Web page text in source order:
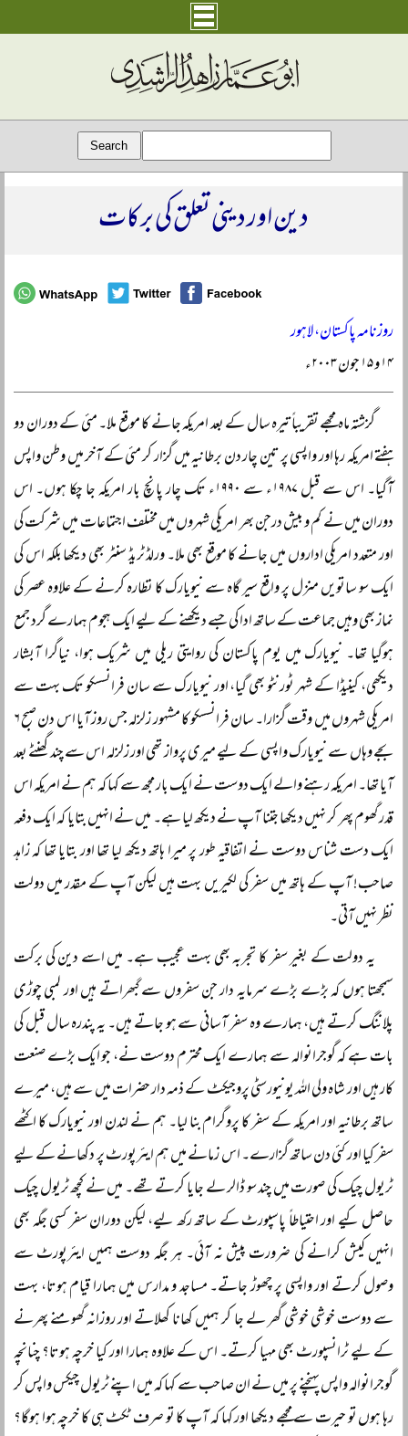
دین اور دینی تعلق کی برکات
روزنامہ پاکستان، لاہور
۱۴ و ۱۵ جون ۲۰۰۳ء
گزشتہ ماہ مجھے تقریباً تیرہ سال کے بعد امریکہ جانے کا موقع ملا۔ مئی کے دوران دو
ہفتے امریکہ رہا اور واپسی پر تین چار دن برطانیہ میں گزار کر مئی کے آخر میں وطن واپس
آگیا۔ اس سے قبل ۱۹۸۷ء سے ۱۹۹۰ء تک چار پانچ بار امریکہ جا چکا ہوں۔ اس
دوران میں نے کم و بیش درجن بھر امریکی شہروں میں مختلف اجتماعات میں شرکت کی
اور متعدد امریکی اداروں میں جانے کا موقع بھی ملا۔ ورلڈ ٹریڈ سنٹر بھی دیکھا بلکہ اس کی
ایک سو ساتویں منزل پر واقع سیر گاہ سے نیویارک کا نظارہ کرنے کے علاوہ عصر کی
نماز بھی وہیں جماعت کے ساتھ ادا کی جسے دیکھنے کے لیے ایک ہجوم ہمارے گرد جمع
ہوگیا تھا۔ نیویارک میں یوم پاکستان کی روایتی ریلی میں شریک ہوا، نیاگرا آبشار
دیکھی، کینیڈا کے شہر ٹورنٹو بھی گیا، اور نیویارک سے سان فرانسسکو تک بہت سے
امریکی شہروں میں وقت گزارا۔ سان فرانسسکو کا مشہور زلزلہ جس روز آیا اس دن صبح ۶
بجے وہاں سے نیویارک واپسی کے لیے میری پرواز تھی اور زلزلہ اس سے چند گھنٹے بعد
آیا تھا۔ امریکہ رہنے والے ایک دوست نے ایک بار مجھ سے کہا کہ ہم نے امریکہ اس
قدر گھوم پھر کر نہیں دیکھا جتنا آپ نے دیکھ لیا ہے۔ میں نے انہیں بتایا کہ ایک دفعہ
ایک دست شناس دوست نے اتفاقیہ طور پر میرا ہاتھ دیکھ لیا تھا اور بتایا تھا کہ زاہد
صاحب! آپ کے ہاتھ میں سفر کی لکیریں بہت ہیں لیکن آپ کے مقدر میں دولت
نظر نہیں آتی۔
یہ دولت کے بغیر سفر کا تجربہ بھی بہت عجیب ہے۔ میں اسے دین کی برکت
سمجھتا ہوں کہ بڑے بڑے سرمایہ دار جن سفروں سے گبھراتے ہیں اور لمبی چوڑی
پلاننگ کرتے ہیں، ہمارے وہ سفر آسانی سے ہو جاتے ہیں۔ یہ پندرہ سال قبل کی
بات ہے کہ گوجرانوالہ سے ہمارے ایک محترم دوست نے، جو ایک بڑے صنعت
کار ہیں اور شاہ ولی اللہ یونیورسٹی پروجیکٹ کے ذمہ دار حضرات میں سے ہیں، میرے
ساتھ برطانیہ اور امریکہ کے سفر کا پروگرام بنا لیا۔ ہم نے لندن اور نیویارک کا اکٹھے
سفر کیا اور کئی دن ساتھ گزارے۔ اس زمانے میں ہم ایئرپورٹ پر دکھانے کے لیے
ٹریول چیک کی صورت میں چند سو ڈالر لے جایا کرتے تھے۔ میں نے کچھ ٹریول چیک
حاصل کیے اور احتیاطاً پاسپورٹ کے ساتھ رکھ لیے، لیکن دوران سفر کسی جگہ بھی
انہیں کیش کرانے کی ضرورت پیش نہ آئی۔ ہر جگہ دوست ہمیں ایئرپورٹ سے
وصول کرتے اور واپسی پر چھوڑ جاتے۔ مساجد و مدارس میں ہمارا قیام ہوتا، بہت
سے دوست خوشی خوشی گھر لے جا کر ہمیں کھانا کھلاتے اور روزانہ گھومنے پھرنے
کے لیے ٹرانسپورٹ بھی مہیا کرتے۔ اس کے علاوہ ہمارا اور کیا خرچہ ہوتا؟ چنانچہ
گوجرانوالہ واپس پہنچنے پر میں نے ان صاحب سے کہا کہ میں اپنے ٹریول چیکس واپس کر
رہا ہوں تو حیرت سے مجھے دیکھا اور کہا کہ آپ کا تو صرف ٹکٹ ہی کا خرچہ ہوا ہوگا؟